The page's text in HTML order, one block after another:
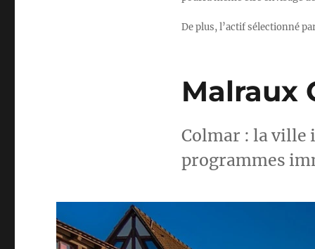
De plus, l’actif sélectionné
Malraux
Colmar : la ville
programmes